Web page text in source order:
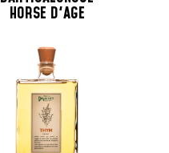
HORSE D'AGE